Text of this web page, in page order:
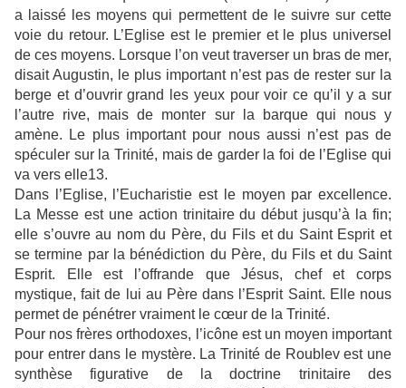
a laissé les moyens qui permettent de le suivre sur cette
voie du retour. L’Eglise est le premier et le plus universel
de ces moyens. Lorsque l’on veut traverser un bras de mer,
disait Augustin, le plus important n’est pas de rester sur la
berge et d’ouvrir grand les yeux pour voir ce qu’il y a sur
l’autre rive, mais de monter sur la barque qui nous y
amène. Le plus important pour nous aussi n’est pas de
spéculer sur la Trinité, mais de garder la foi de l’Eglise qui
va vers elle13.
Dans l’Eglise, l’Eucharistie est le moyen par excellence.
La Messe est une action trinitaire du début jusqu’à la fin;
elle s’ouvre au nom du Père, du Fils et du Saint Esprit et
se termine par la bénédiction du Père, du Fils et du Saint
Esprit. Elle est l’offrande que Jésus, chef et corps
mystique, fait de lui au Père dans l’Esprit Saint. Elle nous
permet de pénétrer vraiment le cœur de la Trinité.
Pour nos frères orthodoxes, l’icône est un moyen important
pour entrer dans le mystère. La Trinité de Roublev est une
synthèse figurative de la doctrine trinitaire des